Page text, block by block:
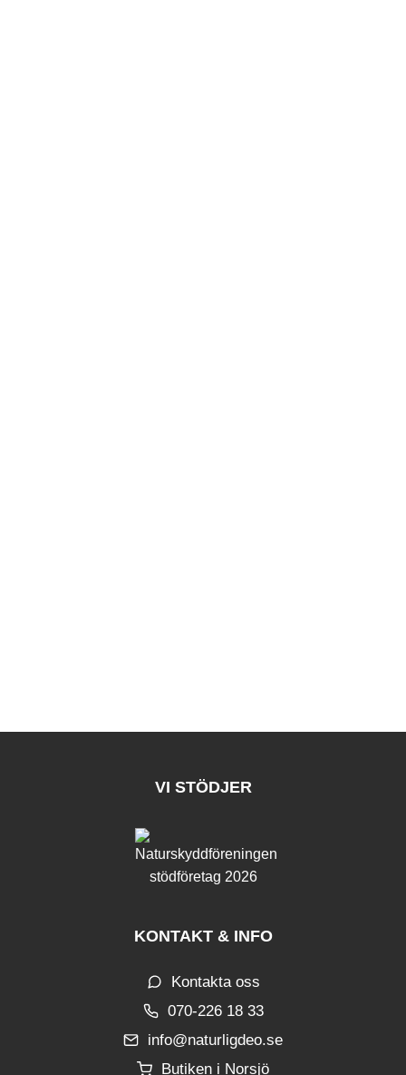
VI STÖDJER
KONTAKT & INFO
Kontakta oss
070-226 18 33
info@naturligdeo.se
Butiken i Norsjö